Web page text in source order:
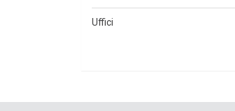
Uffici